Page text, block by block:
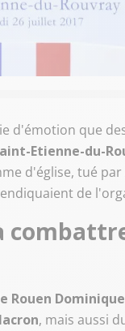
d'émotion que
Etienne-du-
d'église, tué par
de
Rouen
, mais aussi